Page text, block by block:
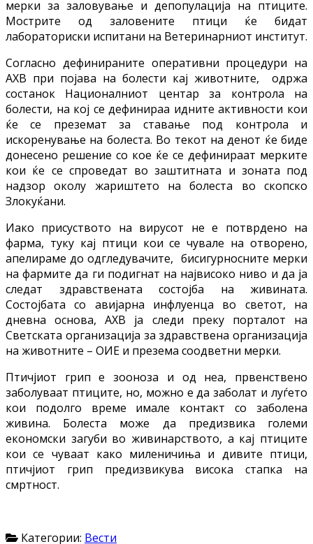
мерки за заловување и депопулација на птиците.
Мострите од заловените птици ќе бидат
лабораториски испитани на Ветеринарниот институт.
Согласно дефинираните оперативни процедури на
АХВ при појава на болести кај животните, одржа
состанок Националниот центар за контрола на
болести, на кој се дефинираа идните активности кои
ќе се преземат за ставање под контрола и
искоренување на болеста. Во текот на денот ќе биде
донесено решение со кое ќе се дефинираат мерките
кои ќе се спроведат во заштитната и зоната под
надзор околу жариштето на болеста во скопско
Злокуќани.
Иако присуството на вирусот не е потврдено на
фарма, туку кај птици кои се чувале на отворено,
апелираме до одгледувачите, бисигурносните мерки
на фармите да ги подигнат на највисоко ниво и да ја
следат здравствената состојба на живината.
Состојбата со авијарна инфлуенца во светот, на
дневна основа, АХВ ја следи преку порталот на
Светската организација за здравствена организација
на животните – ОИЕ и презема соодветни мерки.
Птичјиот грип е зооноза и од неа, првенствено
заболуваат птиците, но, можно е да заболат и луѓето
кои подолго време имале контакт со заболена
живина. Болеста може да предизвика големи
економски загуби во живинарството, а кај птиците
кои се чуваат како миленичиња и дивите птици,
птичјиот грип предизвикува висока стапка на
смртност.
Категории: Вести